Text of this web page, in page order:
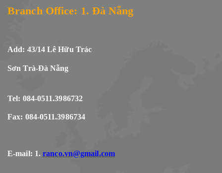
Branch Office: 1. Đà Nẵng
Add: 43/14 Lê Hữu Trác
Sơn Trà-Đà Nẵng
Tel: 084-0511.3986732
Fax: 084-0511.3986734
E-mail: 1. ranco.vn@gmail.com